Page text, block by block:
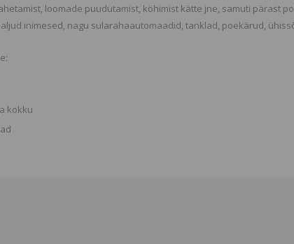
loomade puudutamist, köhimist kätte jne, samuti pärast
inimesed, nagu sularahaautomaadid, tanklad, poekärud,
kokku